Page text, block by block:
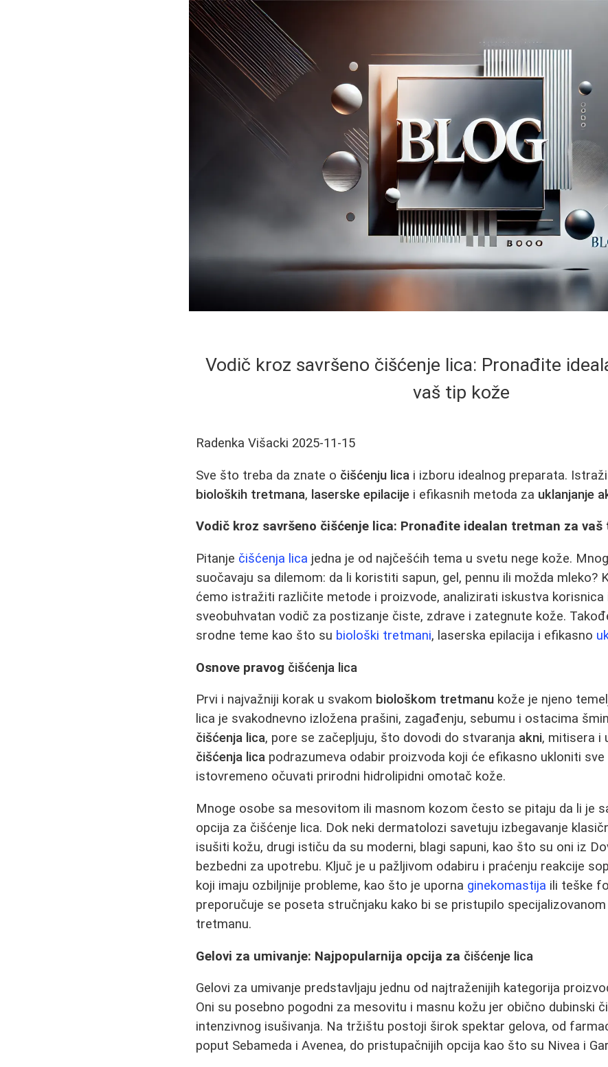
Vodič kroz savršeno čišćenje lica: Pronađite
vaš tip kože
Radenka Višacki 2025-11-15
Sve što treba da znate o čišćenju lica i izboru idealnog preparata.
bioloških tretmana, laserske epilacije i efikasnih metoda za uklanjanje
Vodič kroz savršeno čišćenje lica: Pronađite idealan tretman za vaš
Pitanje čišćenja lica jedna je od najčešćih tema u svetu nege kože.
suočavaju sa dilemom: da li koristiti sapun, gel, pennu ili možda mleko?
ćemo istražiti različite metode i proizvode, analizirati iskustva korisnica
sveobuhvatan vodič za postizanje čiste, zdrave i zategnute kože.
srodne teme kao što su biološki tretmani, laserska epilacija i efikasno
Osnove pravog čišćenja lica
Prvi i najvažniji korak u svakom biološkom tretmanu kože je njeno
lica je svakodnevno izložena prašini, zagađenju, sebumu i ostacima
čišćenja lica, pore se začepljuju, što dovodi do stvaranja akni, mitisera i
čišćenja lica podrazumeva odabir proizvoda koji će efikasno ukloniti
istovremeno očuvati prirodni hidrolipidni omotač kože.
Mnoge osobe sa mesovitom ili masnom kozom često se pitaju da li je
opcija za čišćenje lica. Dok neki dermatolozi savetuju izbegavanje
isušiti kožu, drugi ističu da su moderni, blagi sapuni, kao što su oni iz
bezbedni za upotrebu. Ključ je u pažljivom odabiru i praćenju reakcije
koji imaju ozbiljnije probleme, kao što je uporna ginekomastija ili teške
preporučuje se poseta stručnjaku kako bi se pristupilo
tretmanu.
Gelovi za umivanje: Najpopularnija opcija za čišćenje lica
Gelovi za umivanje predstavljaju jednu od najtraženijih kategorija
Oni su posebno pogodni za mesovitu i masnu kožu jer obično dubinski
intenzivnog isušivanja. Na tržištu postoji širok spektar gelova, od
poput Sebameda i Avenea, do pristupačnijih opcija kao što su Nivea i